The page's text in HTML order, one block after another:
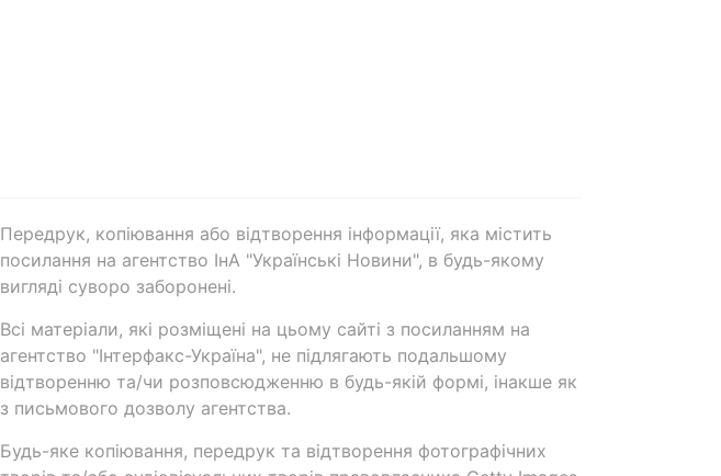
Передрук, копіювання або відтворення інформації, яка містить
посилання на агентство ІнА "Українські Новини", в будь-якому
вигляді суворо заборонені.
Всі матеріали, які розміщені на цьому сайті з посиланням на
агентство "Інтерфакс-Україна", не підлягають подальшому
відтворенню та/чи розповсюдженню в будь-якій формі, інакше як
з письмового дозволу агентства.
Будь-яке копіювання, передрук та відтворення фотографічних